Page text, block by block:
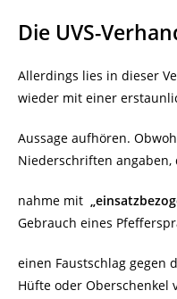
Die UVS-
Allerdings lies in dieser
wieder mit einer
Aussage aufhören.
Niederschriften angaben,
nahme mit
Gebrauch eines
einen Faustschlag gegen
Hüfte oder Oberschenkel